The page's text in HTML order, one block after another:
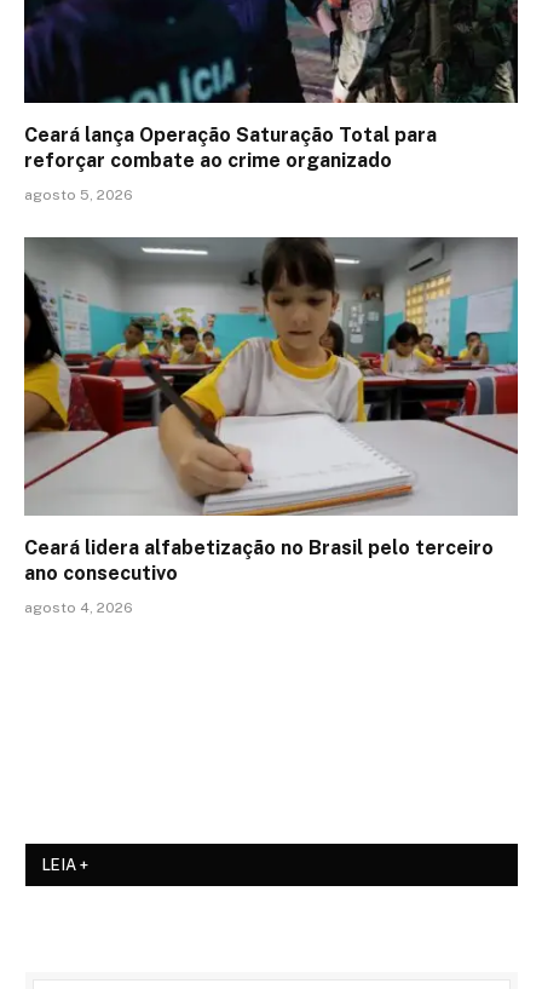
Ceará lança Operação Saturação Total para
reforçar combate ao crime organizado
agosto 5, 2026
Ceará lidera alfabetização no Brasil pelo terceiro
ano consecutivo
agosto 4, 2026
LEIA +